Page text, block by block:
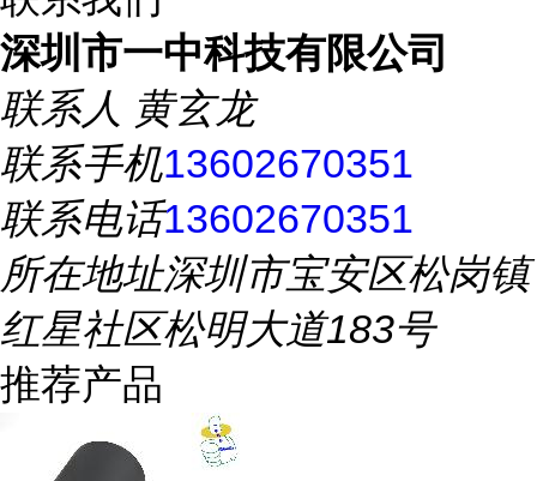
深圳市一中科技有限公司
联系人 黄玄龙
联系手机13602670351
联系电话13602670351
所在地址深圳市宝安区松岗镇
红星社区松明大道183号
推荐产品